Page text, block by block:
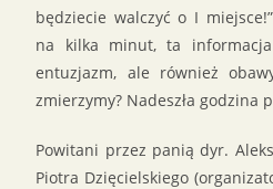
będziecie walczyć o I
na kilka minut, ta informacja
entuzjazm, ale również
zmierzymy? Nadeszła godzina
Powitani przez panią dyr.
Piotra Dzięcielskiego